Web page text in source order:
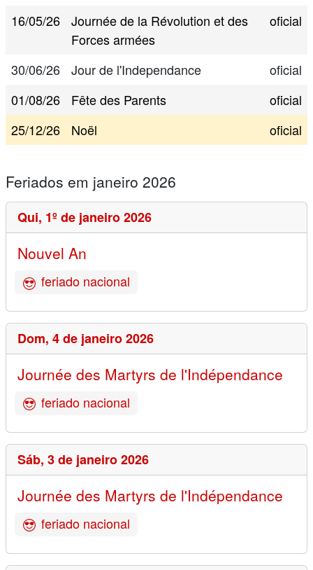
16/05/26
Journée de la Révolution et des
Forces armées
oficial
30/06/26 Jour de l'Independance
oficial
01/08/26
Fête des Parents
oficial
25/12/26
Noël oficial
Feriados em janeiro 2026
Qui, 1º de janeiro 2026
Nouvel An
feriado nacional
Dom, 4 de janeiro 2026
Journée des Martyrs de l'Indépendance
feriado nacional
Sáb, 3 de janeiro 2026
Journée des Martyrs de l'Indépendance
feriado nacional